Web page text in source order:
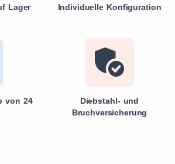
Lager Individuelle Konfiguration
von 24
Diebstahl- und
Bruchversicherung